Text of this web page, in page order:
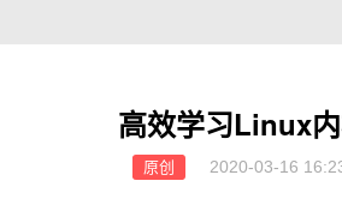
高效学习Linux
原创 2020-03-16